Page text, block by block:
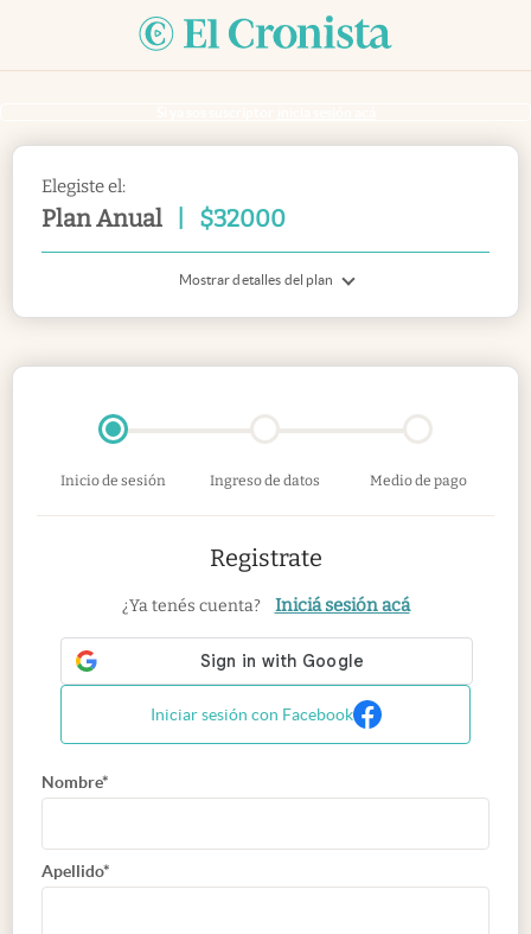
Elegiste el:
Plan Anual $32000
Mostrar detalles del plan
Inicio de sesión Ingreso de datos Medio de pago
Registrate
¿Ya tenés cuenta? Iniciá sesión acá
Iniciar sesión con Facebook
Nombre*
Apellido*